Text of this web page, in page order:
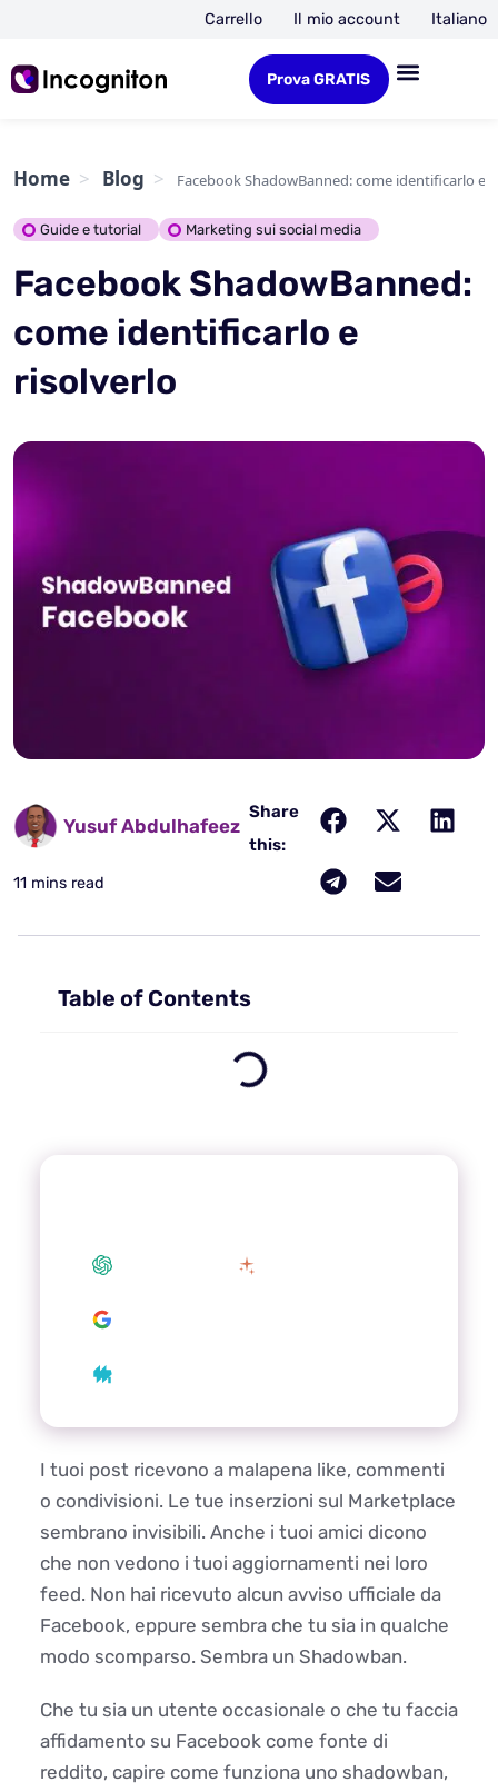
Carrello Il mio account Italiano
Prova GRATIS
Home Blog Facebook ShadowBanned: come identificarlo e
Guide e tutorial Marketing sui social media
Facebook ShadowBanned:
come identificarlo e
risolverlo
Yusuf Abdulhafeez
11 mins read
Share
this:
Table of Contents
I tuoi post ricevono a malapena like, commenti
o condivisioni. Le tue inserzioni sul Marketplace
sembrano invisibili. Anche i tuoi amici dicono
che non vedono i tuoi aggiornamenti nei loro
feed. Non hai ricevuto alcun avviso ufficiale da
Facebook, eppure sembra che tu sia in qualche
modo scomparso. Sembra un Shadowban.
Che tu sia un utente occasionale o che tu faccia
affidamento su Facebook come fonte di
reddito, capire come funziona uno shadowban,